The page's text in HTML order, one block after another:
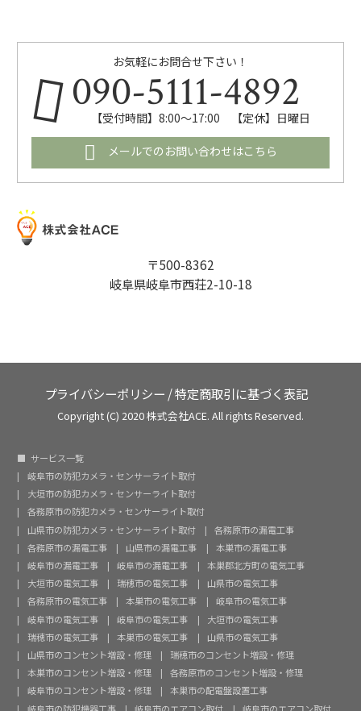
お気軽にお問合せ下さい！
090-5111-4892
【受付時間】8:00～17:00 【定休】日曜日
メールでのお問い合わせはこちら
〒500-8362
岐阜県岐阜市西荘2-10-18
プライバシーポリシー /特定商取引に基づく表記
Copyright (C) 2020 株式会社ACE. All rights Reserved.
サービス一覧
岐阜市の防犯カメラ・センサーライト取付
大垣市の防犯カメラ・センサーライト取付
各務原市の防犯カメラ・センサーライト取付
山県市の防犯カメラ・センサーライト取付
各務原市の漏電工事
各務原市の漏電工事
山県市の漏電工事
本巣市の漏電工事
岐阜市の漏電工事
岐阜市の漏電工事
本巣郡北方町の電気工事
大垣市の電気工事
瑞穂市の電気工事
山県市の電気工事
各務原市の電気工事
本巣市の電気工事
岐阜市の電気工事
岐阜市の電気工事
岐阜市の電気工事
大垣市の電気工事
瑞穂市の電気工事
本巣市の電気工事
山県市の電気工事
山県市のコンセント増設・修理
瑞穂市のコンセント増設・修理
本巣市のコンセント増設・修理
各務原市のコンセント増設・修理
岐阜市のコンセント増設・修理
本巣市の配電盤設置工事
岐阜市の防犯機器工事
岐阜市のエアコン取付 岐阜市のエアコン取付